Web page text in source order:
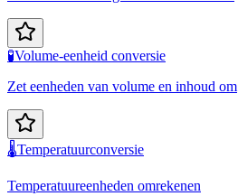
🧪Volume-eenheid conversie
Zet eenheden van volume en inhoud om
🌡️Temperatuurconversie
Temperatuureenheden omrekenen